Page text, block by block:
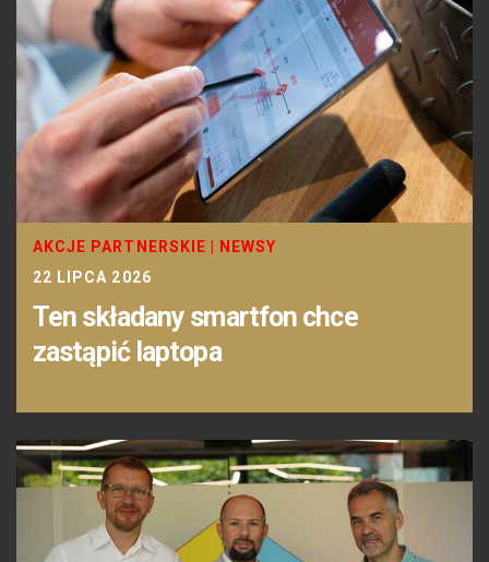
AKCJE PARTNERSKIE | NEWSY
22 LIPCA 2026
Ten składany smartfon chce
zastąpić laptopa